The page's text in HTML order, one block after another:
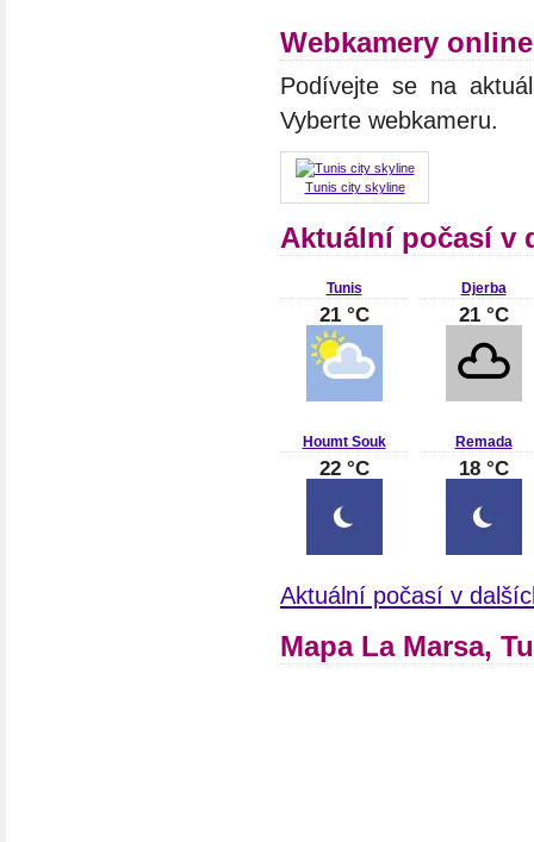
Webkamery
Podívejte se na
Vyberte webkameru.
Tunis city skyline
Aktuální počasí v
Tunis
21 °C
Djerba
21 °C
Houmt Souk
22 °C
Remada
18 °C
Aktuální počasí v
Mapa La Marsa,